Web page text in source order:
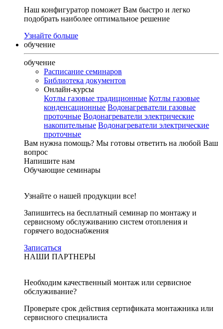
Наш конфигуратор поможет Вам быстро и легко
подобрать наиболее оптимальное решение
Узнайте больше
обучение
обучение
Расписание семинаров
Библиотека документов
Онлайн-курсы
Котлы газовые традиционные Котлы газовые
конденсационные Водонагреватели газовые
проточные Водонагреватели электрические
накопительные Водонагреватели электрические
проточные
Вам нужна помощь? Мы готовы ответить на любой Ваш
вопрос
Напишите нам
Обучающие семинары
Узнайте о нашей продукции все!
Запишитесь на бесплатный семинар по монтажу и
сервисному обслуживанию систем отопления и
горячего водоснабжения
Записаться
НАШИ ПАРТНЕРЫ
Необходим качественный монтаж или сервисное
обслуживание?
Проверьте срок действия сертификата монтажника или
сервисного специалиста